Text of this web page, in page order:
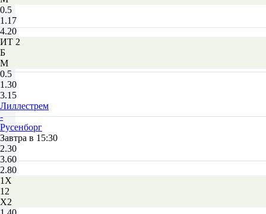
0.5
1.17
4.20
ИТ 2
Б
М
0.5
1.30
3.15
Лиллестрем
-
Русенборг
Завтра в 15:30
2.30
3.60
2.80
1X
12
X2